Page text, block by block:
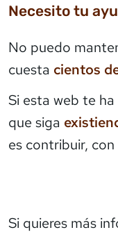
Necesito tu
No puedo
cuesta cientos
Si esta web te
que siga
es contribuir,
Si quieres más